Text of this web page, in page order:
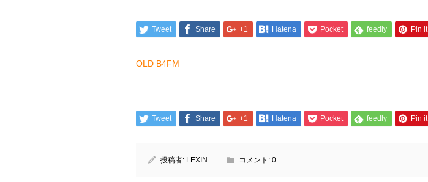
Tweet Share +1 Hatena Pocket feedly Pin it
OLD B4FM
Tweet Share +1 Hatena Pocket feedly Pin it
投稿者: LEXIN コメント: 0